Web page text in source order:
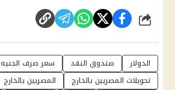
شارك
الدولار صندوق النقد
سعر صرف الجنيه
تحويلات المصريين بالخارج
المصريين بالخارج